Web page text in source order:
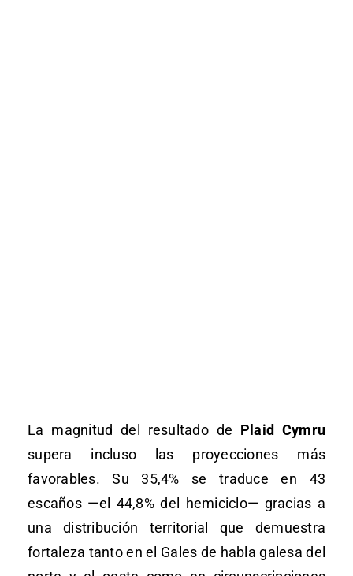
La magnitud del resultado de Plaid Cymru
supera incluso las proyecciones más
favorables. Su 35,4% se traduce en 43
escaños —el 44,8% del hemiciclo— gracias a
una distribución territorial que demuestra
fortaleza tanto en el Gales de habla galesa del